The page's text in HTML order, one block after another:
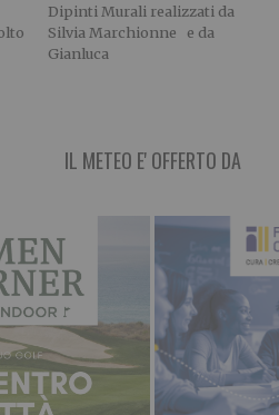
Dipinti Murali realizzati da
Silvia Marchionne e da
Gianluca
IL METEO E' OFFERTO DA